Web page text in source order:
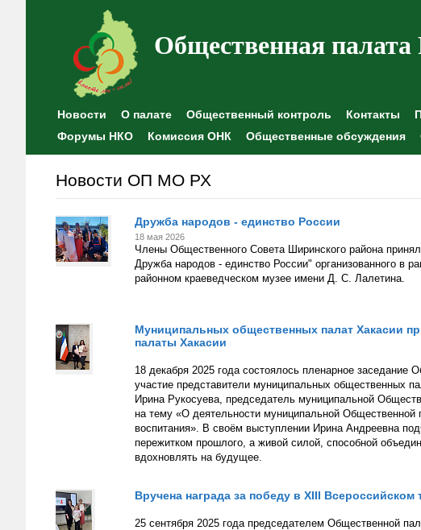
Общественная
Новости О палате Общественный контроль Контакты
Форумы НКО
Комиссия ОНК Общественные обсуждения
Новости ОП МО РХ
Дружба народов - единство России
18 мая 2026
Члены Общественного Совета Ширинского района
Дружба народов - единство России" организованного в
районном краеведческом музее имени Д. С. Лалетина.
Муниципальных общественных палат Хакасии
палаты Хакасии
18 декабря 2025 года состоялось пленарное
участие представители муниципальных общественных
Ирина Рукосуева, председатель муниципальной
на тему «О деятельности муниципальной Общественной
воспитания». В своём выступлении Ирина Андреевна
пережитком прошлого, а живой силой, способной
вдохновлять на будущее.
Вручена награда за победу в XIII
25 сентября 2025 года председателем Общественной